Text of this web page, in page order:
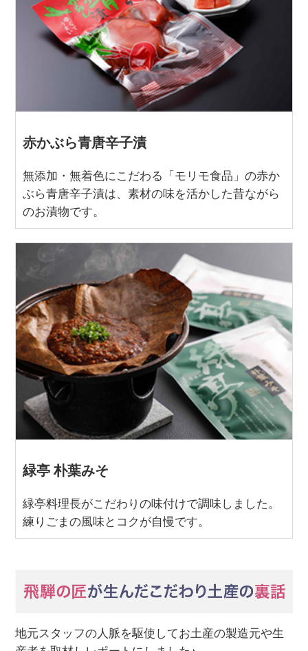
赤かぶら青唐辛子漬
無添加・無着色にこだわる「モリモ食品」の赤か
ぶら青唐辛子漬は、素材の味を活かした昔ながら
のお漬物です。
緑亭 朴葉みそ
緑亭料理長がこだわりの味付けで調味しました。
練りごまの風味とコクが自慢です。
地元スタッフの人脈を駆使してお土産の製造元や生